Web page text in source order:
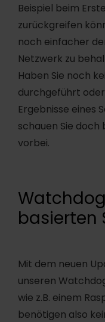
Beispiel beim
zurückgreifen
noch einfacher
Netzwerk zu
Haben Sie noch
durchgeführt oder
Ergebnisse eines
schauen Sie doch
vorbei.
basierten
Mit dem neuen
unseren
wie z.B. einem
benötigen also